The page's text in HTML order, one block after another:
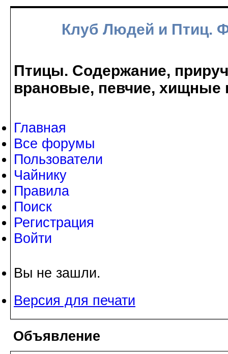
Клуб Людей и Птиц.
Птицы. Содержание,
врановые, певчие, хищные
Главная
Все форумы
Пользователи
Чайнику
Правила
Поиск
Регистрация
Войти
Вы не зашли.
Версия для печати
Объявление